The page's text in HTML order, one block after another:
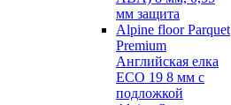
мм защита
Alpine floor Parquet
Premium
Английская елка
ECO 19 8 мм с
подложкой